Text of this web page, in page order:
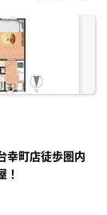
に入
幸町店徒歩圏内
！